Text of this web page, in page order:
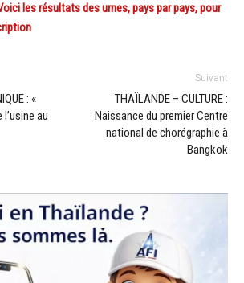
les résultats des urnes, pays par pays, pour
: «
au
Suivant
THAÏLANDE – CULTURE :
Naissance du premier Centre
national de chorégraphie à
Bangkok